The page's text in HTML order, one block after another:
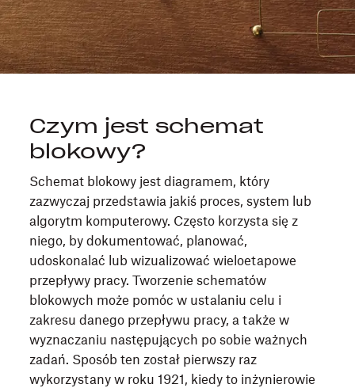
Czym jest schemat
blokowy?
Schemat blokowy jest diagramem, który
zazwyczaj przedstawia jakiś proces, system lub
algorytm komputerowy. Często korzysta się z
niego, by dokumentować, planować,
udoskonalać lub wizualizować wieloetapowe
przepływy pracy. Tworzenie schematów
blokowych może pomóc w ustalaniu celu i
zakresu danego przepływu pracy, a także w
wyznaczaniu następujących po sobie ważnych
zadań. Sposób ten został pierwszy raz
wykorzystany w roku 1921, kiedy to inżynierowie